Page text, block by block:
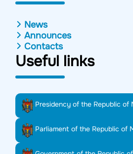
News
Announces
Contacts
Useful links
Presidency of the Republic of
Parliament of the Republic of